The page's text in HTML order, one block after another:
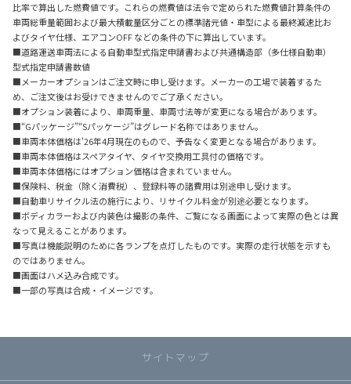
比率で算出した燃費値です。これらの燃費値は法令で定められた燃費値計算条件の
車両総重量範囲および最大積載量区分ごとの標準諸元値・車型による最終減速比お
よびタイヤ仕様、エアコンOFF などの条件の下に算出しています。
■道路運送車両法による自動車型式指定申請書および共通構造部（多仕様自動車）
型式指定申請書数値
■メーカーオプションはご注文時に申し受けます。メーカーの工場で装着するた
め、ご注文後はお受けできませんのでご了承ください。
■オプション装着により、車両重量、車両寸法等が変更になる場合があります。
■“Gパッケージ”“Sパッケージ”はグレード名称ではありません。
■車両本体価格は'26年4月現在のもので、予告なく変更となる場合があります。
■車両本体価格はスペアタイヤ、タイヤ交換用工具付の価格です。
■車両本体価格にはオプション価格は含まれていません。
■保険料、税金（除く消費税）、登録料等の諸費用は別途申し受けます。
■自動車リサイクル法の施行により、リサイクル料金が別途必要となります。
■ボディカラーおよび内装色は撮影の条件、ご覧になる画面によって実際の色とは異
なって見えることがあります。
■写真は機能説明のために各ランプを点灯したものです。実際の走行状態を示すも
のではありません。
■画面はハメ込み合成です。
■一部の写真は合成・イメージです。
サイトマップ